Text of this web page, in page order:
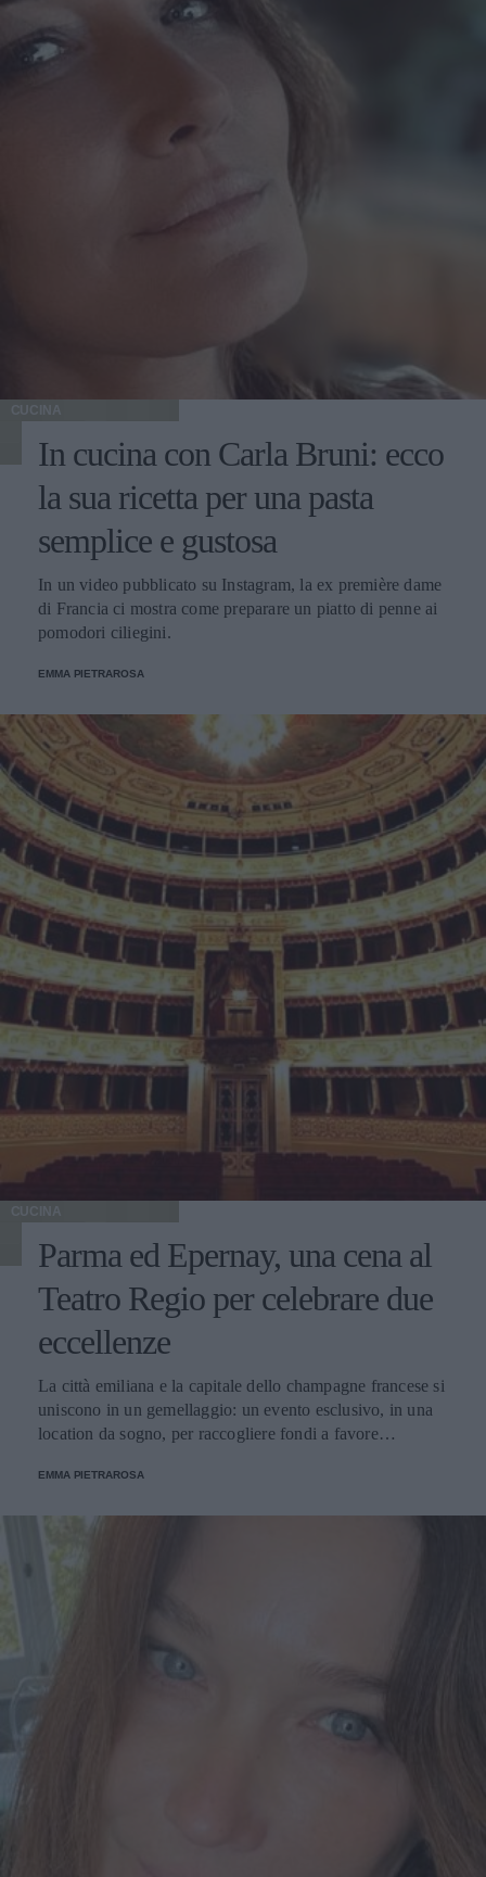
CUCINA
In cucina con Carla Bruni: ecco
la sua ricetta per una pasta
semplice e gustosa
In un video pubblicato su Instagram, la ex première dame
di Francia ci mostra come preparare un piatto di penne ai
pomodori ciliegini.
EMMA PIETRAROSA
CUCINA
Parma ed Epernay, una cena al
Teatro Regio per celebrare due
eccellenze
La città emiliana e la capitale dello champagne francese si
uniscono in un gemellaggio: un evento esclusivo, in una
location da sogno, per raccogliere fondi a favore
EMMA PIETRAROSA